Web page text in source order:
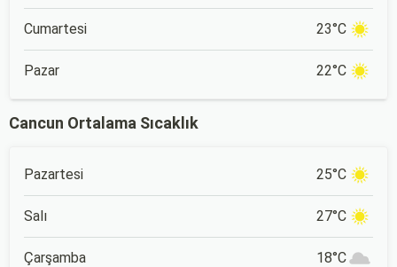
Cumartesi 23°C
Pazar 22°C
Cancun Ortalama Sıcaklık
Pazartesi 25°C
Salı 27°C
Çarşamba 18°C